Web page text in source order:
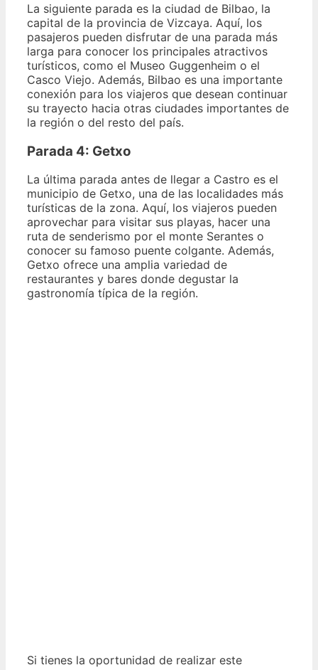
La siguiente parada es la ciudad de Bilbao, la
capital de la provincia de Vizcaya. Aquí, los
pasajeros pueden disfrutar de una parada más
larga para conocer los principales atractivos
turísticos, como el Museo Guggenheim o el
Casco Viejo. Además, Bilbao es una importante
conexión para los viajeros que desean continuar
su trayecto hacia otras ciudades importantes de
la región o del resto del país.
Parada 4: Getxo
La última parada antes de llegar a Castro es el
municipio de Getxo, una de las localidades más
turísticas de la zona. Aquí, los viajeros pueden
aprovechar para visitar sus playas, hacer una
ruta de senderismo por el monte Serantes o
conocer su famoso puente colgante. Además,
Getxo ofrece una amplia variedad de
restaurantes y bares donde degustar la
gastronomía típica de la región.
Si tienes la oportunidad de realizar este